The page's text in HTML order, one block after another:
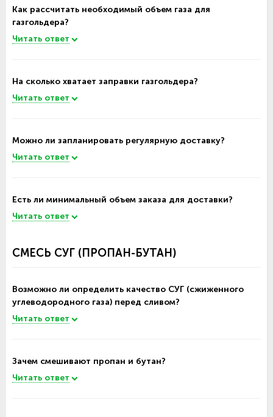
Как рассчитать необходимый объем газа для
газгольдера?
Читать ответ
На сколько хватает заправки газгольдера?
Читать ответ
Можно ли запланировать регулярную доставку?
Читать ответ
Есть ли минимальный объем заказа для доставки?
Читать ответ
СМЕСЬ СУГ (ПРОПАН-БУТАН)
Возможно ли определить качество СУГ (сжиженного
углеводородного газа) перед сливом?
Читать ответ
Зачем смешивают пропан и бутан?
Читать ответ